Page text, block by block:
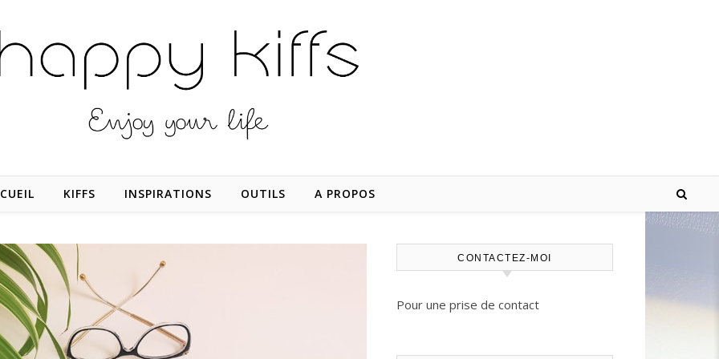
KIFFS INSPIRATIONS OUTILS A PROPOS
CONTACTEZ-MOI
Pour une prise de contact